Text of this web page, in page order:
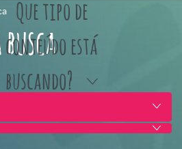
Que tipo de
conteúdo está
buscando?